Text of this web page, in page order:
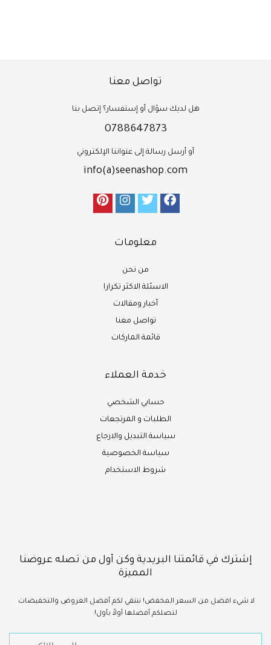
تواصل معنا
هل لديك سؤال أو إستفسار؟ إتصل بنا
0788647873
أو أرسل رسالة إلى عنواننا الإلكتروني
info(a)seenashop.com
معلومات
من نحن
الاسئلة الاكثر تكرارا
أخبار ومقالات
تواصل معنا
قائمة الماركات
خدمة العملاء
حسابي الشخصي
الطلبات و المرتجعات
سياسة التبديل والارجاع
سياسة الخصوصية
شروط الاستخدام
إشترك في قائمتنا البريدية وكن أول من تصله عروضنا
المميزة
لا شيء افضل من السعر المخفض! ننتقي لكم أفضل العروض والتخفيضات
لتصلكم أفضلها أولاً بأول!